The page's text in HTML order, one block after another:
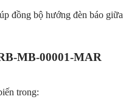
đồng bộ hướng đèn báo giữa
MB-00001-MAR
trong: